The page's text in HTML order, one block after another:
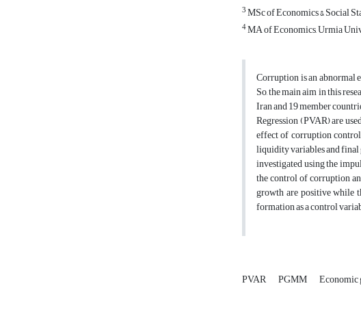
3MSc of Economics & Social
4MA of Economics, Urmia
Corruption is an abnormal
So, the main aim in this
Iran and 19 member
Regression (PVAR) are
effect of corruption
liquidity variables and final
investigated using the
the control of corruption
growth are positive while
formation as a control
PVAR PGMM